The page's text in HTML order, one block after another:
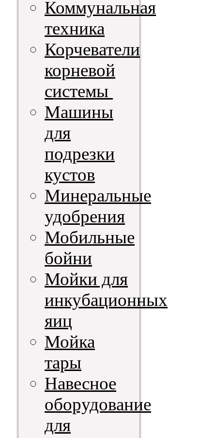
Коммунальная
техника
Корчеватели
корневой
системы
Машины
для
подрезки
кустов
Минеральные
удобрения
Мобильные
бойни
Мойки для
инкубационных
яиц
Мойка
тары
Навесное
оборудование
для